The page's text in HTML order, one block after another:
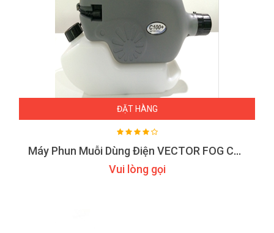
ĐẶT HÀNG
Máy Phun Muỗi Dùng Điện VECTOR FOG C100
Vui lòng gọi